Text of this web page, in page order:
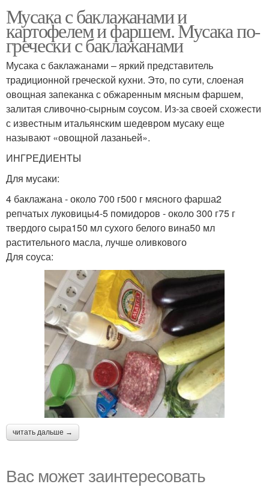
Мусака с баклажанами и
картофелем и фаршем. Мусака по-
гречески с баклажанами
Мусака с баклажанами – яркий представитель
традиционной греческой кухни. Это, по сути, слоеная
овощная запеканка с обжаренным мясным фаршем,
залитая сливочно-сырным соусом. Из-за своей схожести
с известным итальянским шедевром мусаку еще
называют «овощной лазаньей».
ИНГРЕДИЕНТЫ
Для мусаки:
4 баклажана - около 700 г500 г мясного фарша2
репчатых луковицы4-5 помидоров - около 300 г75 г
твердого сыра150 мл сухого белого вина50 мл
растительного масла, лучше оливкового
Для соуса:
читать дальше →
Вас может заинтересовать